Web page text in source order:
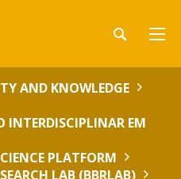
AND KNOWLEDGE
INTERDISCIPLINAR EM
PLATFORM
LAB (BBRLAB)